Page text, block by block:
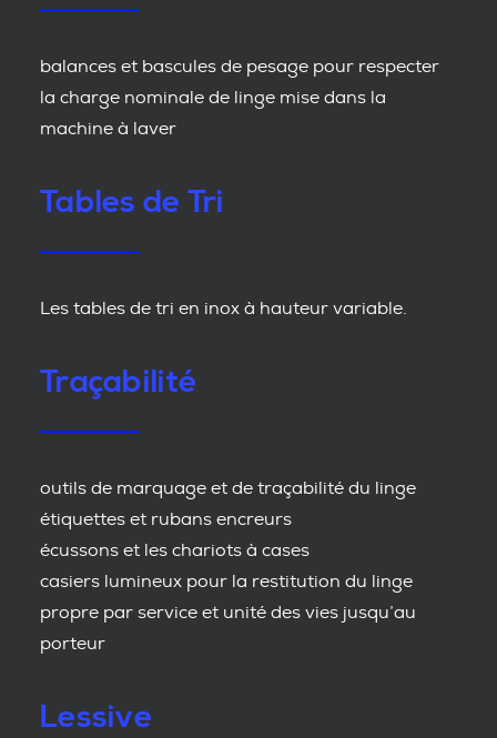
balances et bascules de pesage pour respecter
la charge nominale de linge mise dans la
machine à laver
Tables de Tri
Les tables de tri en inox à hauteur variable.
Traçabilité
outils de marquage et de traçabilité du linge
étiquettes et rubans encreurs
écussons et les chariots à cases
casiers lumineux pour la restitution du linge
propre par service et unité des vies jusqu’au
porteur
Lessive